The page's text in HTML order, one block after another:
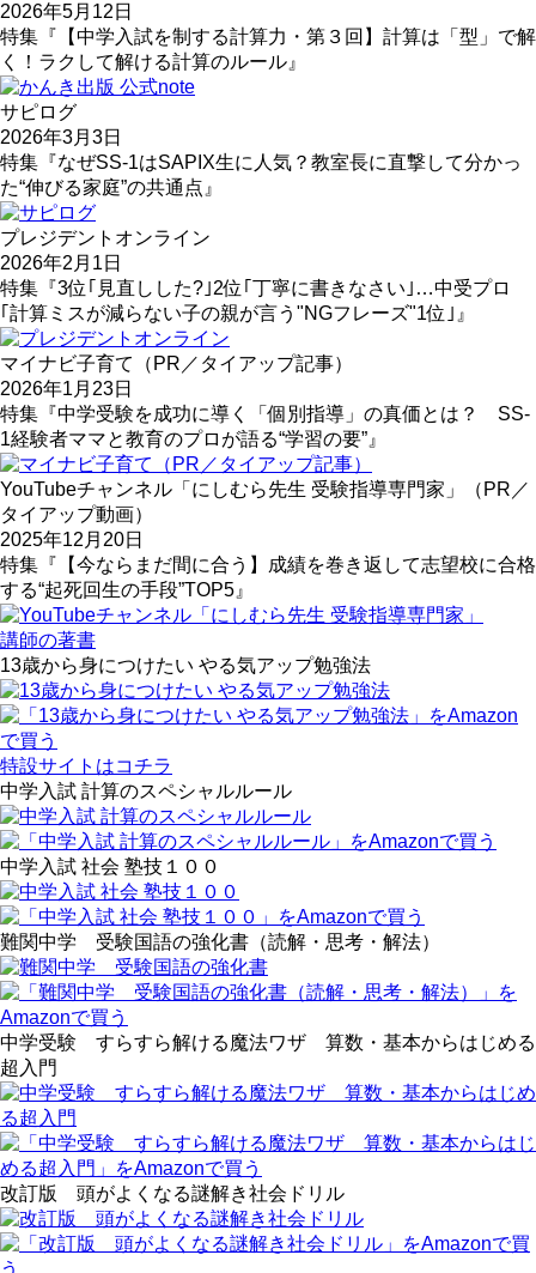
2026年5月12日
特集『【中学入試を制する計算力・第３回】計算は「型」で解
く！ラクして解ける計算のルール』
サピログ
2026年3月3日
特集『なぜSS-1はSAPIX生に人気？教室長に直撃して分かっ
た“伸びる家庭”の共通点』
プレジデントオンライン
2026年2月1日
特集『3位｢見直しした?｣2位｢丁寧に書きなさい｣…中受プロ
｢計算ミスが減らない子の親が言う"NGフレーズ"1位｣』
マイナビ子育て（PR／タイアップ記事）
2026年1月23日
特集『中学受験を成功に導く「個別指導」の真価とは？ SS-
1経験者ママと教育のプロが語る“学習の要”』
YouTubeチャンネル「にしむら先生 受験指導専門家」（PR／
タイアップ動画）
2025年12月20日
特集『【今ならまだ間に合う】成績を巻き返して志望校に合格
する“起死回生の手段”TOP5』
講師の著書
13歳から身につけたい やる気アップ勉強法
特設サイトはコチラ
中学入試 計算のスペシャルルール
中学入試 社会 塾技１００
難関中学 受験国語の強化書（読解・思考・解法）
中学受験 すらすら解ける魔法ワザ 算数・基本からはじめる
超入門
改訂版 頭がよくなる謎解き社会ドリル